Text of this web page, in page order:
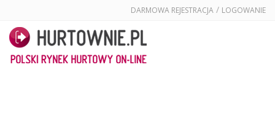
DARMOWA REJESTRACJA / LOGOWANIE